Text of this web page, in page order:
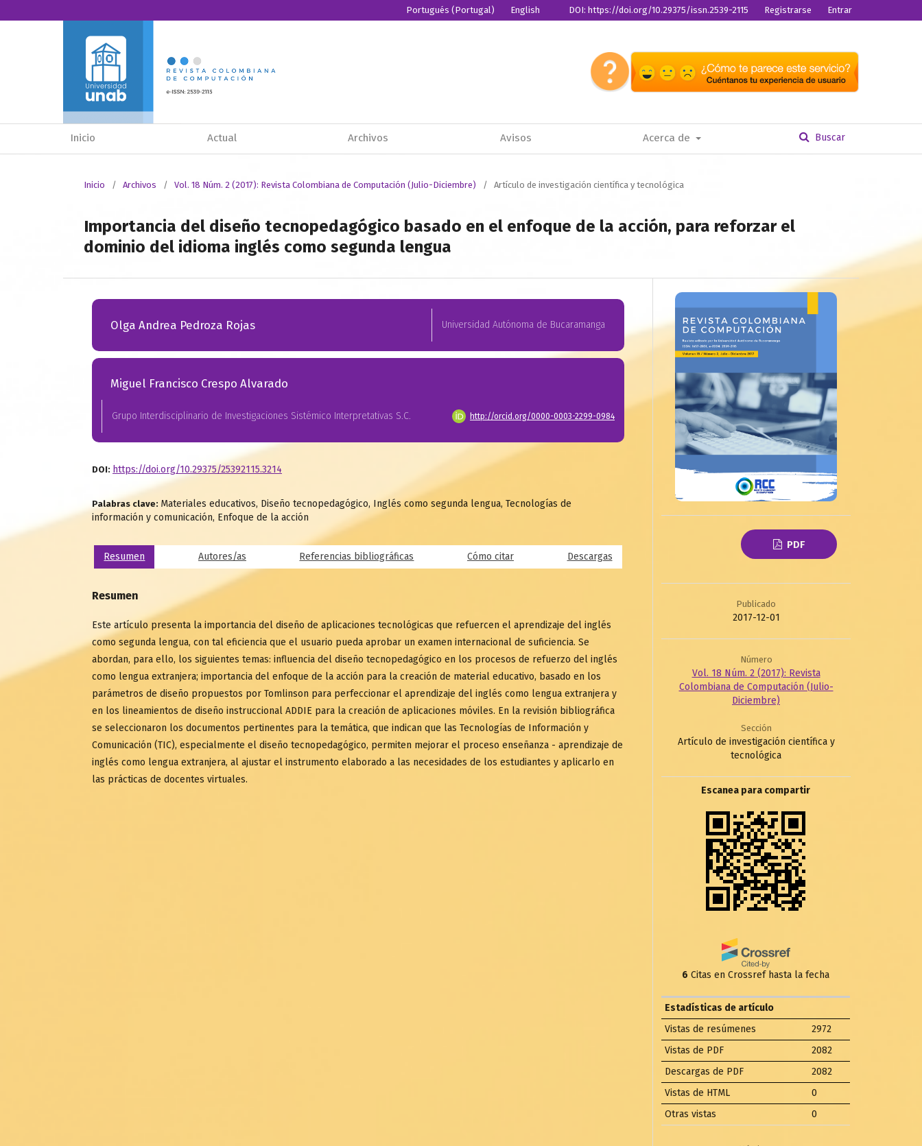
Inicio Actual Archivos Avisos Acerca de Buscar
Portugués (Portugal)
English
DOI: https://doi.org/10.29375/issn.2539-2115 Registrarse Entrar
Inicio / Archivos / Vol. 18 Núm. 2 (2017): Revista Colombiana de Computación (Julio-Diciembre) / Artículo de investigación científica y tecnológica
Importancia del diseño tecnopedagógico basado en el enfoque de la acción, para reforzar el
dominio del idioma inglés como segunda lengua
Olga Andrea Pedroza Rojas Universidad Autónoma de Bucaramanga
Miguel Francisco Crespo Alvarado
Grupo Interdisciplinario de Investigaciones Sistémico Interpretativas S.C. http://orcid.org/0000-0003-2299-0984
DOI: https://doi.org/10.29375/25392115.3214
Palabras clave: Materiales educativos, Diseño tecnopedagógico, Inglés como segunda lengua, Tecnologías de
información y comunicación, Enfoque de la acción
Resumen Autores/as Referencias bibliográficas Cómo citar Descargas
Resumen
Este artículo presenta la importancia del diseño de aplicaciones tecnológicas que refuercen el aprendizaje del inglés
como segunda lengua, con tal eficiencia que el usuario pueda aprobar un examen internacional de suficiencia. Se
abordan, para ello, los siguientes temas: influencia del diseño tecnopedagógico en los procesos de refuerzo del inglés
como lengua extranjera; importancia del enfoque de la acción para la creación de material educativo, basado en los
parámetros de diseño propuestos por Tomlinson para perfeccionar el aprendizaje del inglés como lengua extranjera y
en los lineamientos de diseño instruccional ADDIE para la creación de aplicaciones móviles. En la revisión bibliográfica
se seleccionaron los documentos pertinentes para la temática, que indican que las Tecnologías de Información y
Comunicación (TIC), especialmente el diseño tecnopedagógico, permiten mejorar el proceso enseñanza - aprendizaje de
inglés como lengua extranjera, al ajustar el instrumento elaborado a las necesidades de los estudiantes y aplicarlo en
las prácticas de docentes virtuales.
PDF
Publicado
2017-12-01
Número
Vol. 18 Núm. 2 (2017): Revista
Colombiana de Computación (Julio-
Diciembre)
Sección
Artículo de investigación científica y
tecnológica
Escanea para compartir
6 Citas en Crossref hasta la fecha
Estadísticas de artículo
Vistas de resúmenes
2972
Vistas de PDF
2082
Descargas de PDF
2082
Vistas de HTML
0
Otras vistas
0